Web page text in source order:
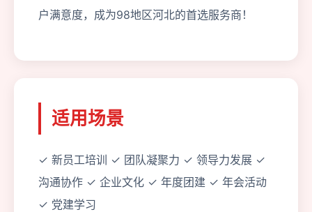
户满意度，成为98地区河北的首选服务商！
适用场景
✓ 新员工培训 ✓ 团队凝聚力 ✓ 领导力发展 ✓
沟通协作 ✓ 企业文化 ✓ 年度团建 ✓ 年会活动
✓ 党建学习